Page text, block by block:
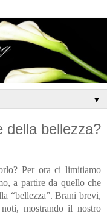
▼
della bellezza?
Per ora ci limitiamo
a partire da quello che
“bellezza”. Brani brevi,
mostrando il nostro